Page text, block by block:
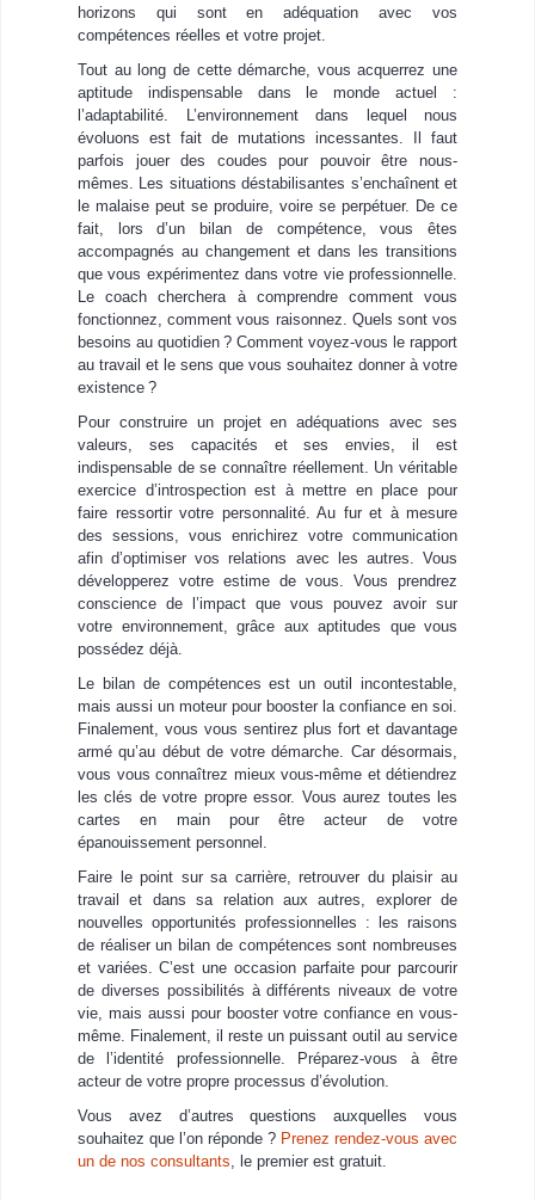
horizons qui sont en adéquation avec vos
compétences réelles et votre projet.
Tout au long de cette démarche, vous acquerrez une
aptitude indispensable dans le monde actuel :
l’adaptabilité. L’environnement dans lequel nous
évoluons est fait de mutations incessantes. Il faut
parfois jouer des coudes pour pouvoir être nous-
mêmes. Les situations déstabilisantes s’enchaînent et
le malaise peut se produire, voire se perpétuer. De ce
fait, lors d’un bilan de compétence, vous êtes
accompagnés au changement et dans les transitions
que vous expérimentez dans votre vie professionnelle.
Le coach cherchera à comprendre comment vous
fonctionnez, comment vous raisonnez. Quels sont vos
besoins au quotidien ? Comment voyez-vous le rapport
au travail et le sens que vous souhaitez donner à votre
existence ?
Pour construire un projet en adéquations avec ses
valeurs, ses capacités et ses envies, il est
indispensable de se connaître réellement. Un véritable
exercice d’introspection est à mettre en place pour
faire ressortir votre personnalité. Au fur et à mesure
des sessions, vous enrichirez votre communication
afin d’optimiser vos relations avec les autres. Vous
développerez votre estime de vous. Vous prendrez
conscience de l’impact que vous pouvez avoir sur
votre environnement, grâce aux aptitudes que vous
possédez déjà.
Le bilan de compétences est un outil incontestable,
mais aussi un moteur pour booster la confiance en soi.
Finalement, vous vous sentirez plus fort et davantage
armé qu’au début de votre démarche. Car désormais,
vous vous connaîtrez mieux vous-même et détiendrez
les clés de votre propre essor. Vous aurez toutes les
cartes en main pour être acteur de votre
épanouissement personnel.
Faire le point sur sa carrière, retrouver du plaisir au
travail et dans sa relation aux autres, explorer de
nouvelles opportunités professionnelles : les raisons
de réaliser un bilan de compétences sont nombreuses
et variées. C’est une occasion parfaite pour parcourir
de diverses possibilités à différents niveaux de votre
vie, mais aussi pour booster votre confiance en vous-
même. Finalement, il reste un puissant outil au service
de l’identité professionnelle. Préparez-vous à être
acteur de votre propre processus d’évolution.
Vous avez d’autres questions auxquelles vous
souhaitez que l’on réponde ? Prenez rendez-vous avec
un de nos consultants, le premier est gratuit.